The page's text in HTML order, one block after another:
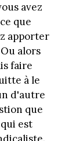
avez
que
apporter
alors
faire
à le
d'autre
que
est